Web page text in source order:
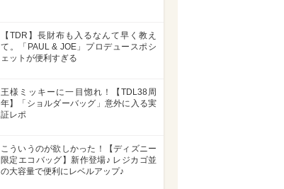
【TDR】長財布も入るなんて早く教え
て。「PAUL & JOE」プロデュースポシ
ェットが便利すぎる
王様ミッキーに一目惚れ！【TDL38周
年】「ショルダーバッグ」意外に入る実
証レポ
こういうのが欲しかった！【ディズニー
限定エコバッグ】新作登場♪ レジカゴ並
の大容量で便利にレベルアップ♪